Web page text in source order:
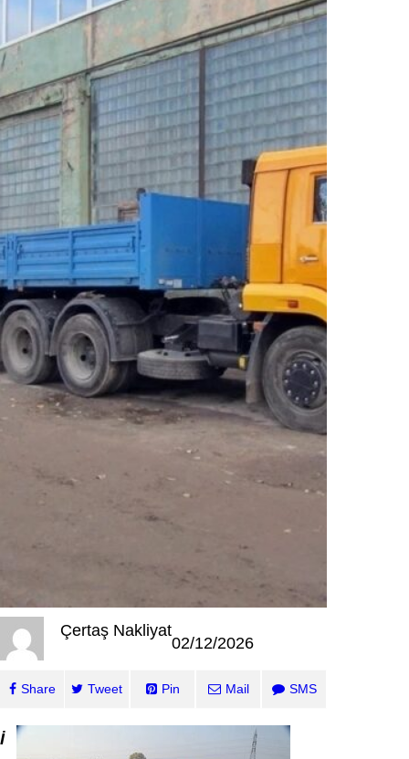
Çertaş Nakliyat
02/12/2026
Share Tweet Pin Mail SMS
İ